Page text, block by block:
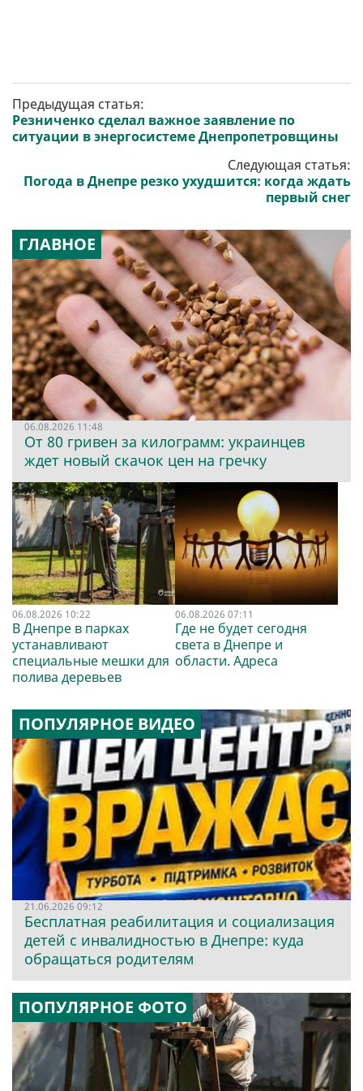
Предыдущая статья:
Резниченко сделал важное заявление по
ситуации в энергосистеме Днепропетровщины
Следующая статья:
Погода в Днепре резко ухудшится: когда ждать
первый снег
ГЛАВНОЕ
06.08.2026 11:48
От 80 гривен за килограмм: украинцев
ждет новый скачок цен на гречку
06.08.2026 10:22
В Днепре в парках
устанавливают
специальные мешки для
полива деревьев
06.08.2026 07:11
Где не будет сегодня
света в Днепре и
области. Адреса
ПОПУЛЯРНОЕ ВИДЕО
21.06.2026 09:12
Бесплатная реабилитация и социализация
детей с инвалидностью в Днепре: куда
обращаться родителям
ПОПУЛЯРНОЕ ФОТО